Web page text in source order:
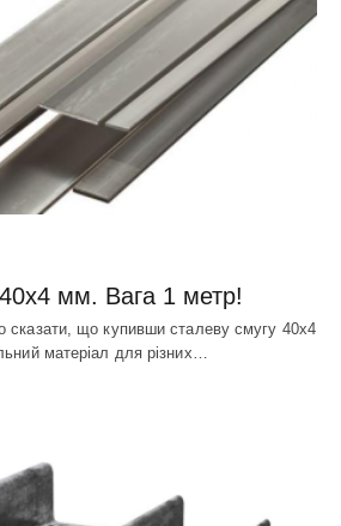
мм. Вага 1 метр!
сказати, що купивши сталеву смугу 40х4
матеріал для різних…